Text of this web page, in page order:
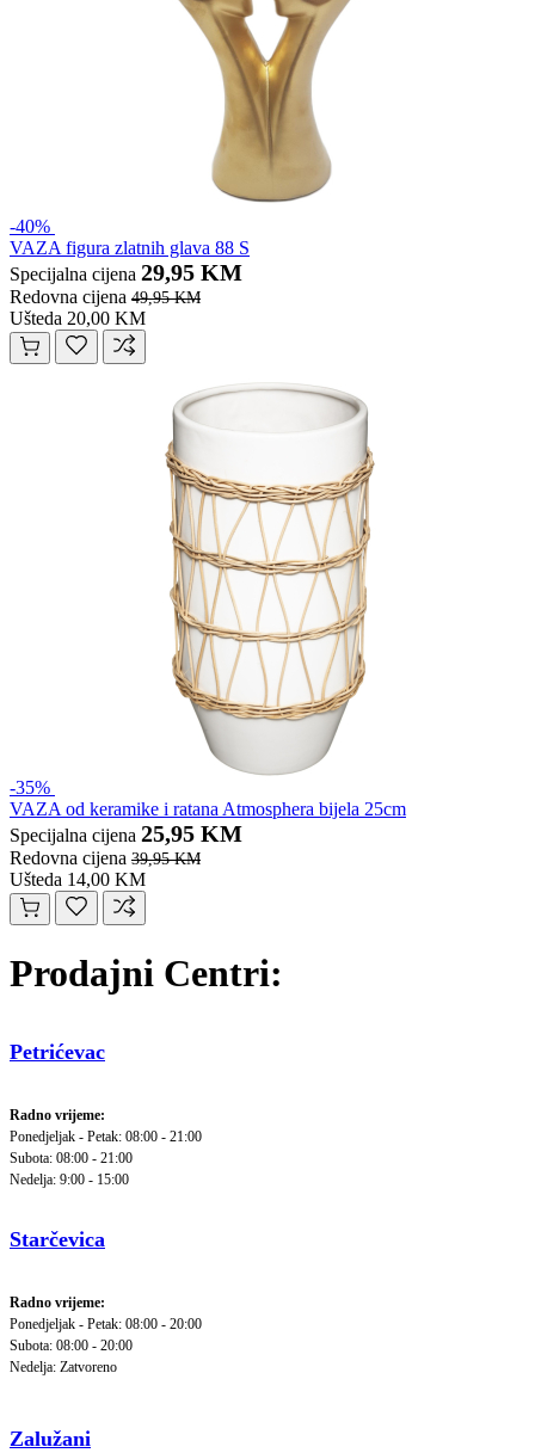
-40%
VAZA figura zlatnih glava 88 S
Specijalna cijena 29,95 KM
Redovna cijena 49,95 KM
Ušteda 20,00 KM
-35%
VAZA od keramike i ratana Atmosphera bijela 25cm
Specijalna cijena 25,95 KM
Redovna cijena 39,95 KM
Ušteda 14,00 KM
Prodajni Centri:
Petrićevac
Radno vrijeme:
Ponedjeljak - Petak: 08:00 - 21:00
Subota: 08:00 - 21:00
Nedelja: 9:00 - 15:00
Starčevica
Radno vrijeme:
Ponedjeljak - Petak: 08:00 - 20:00
Subota: 08:00 - 20:00
Nedelja: Zatvoreno
Zalužani